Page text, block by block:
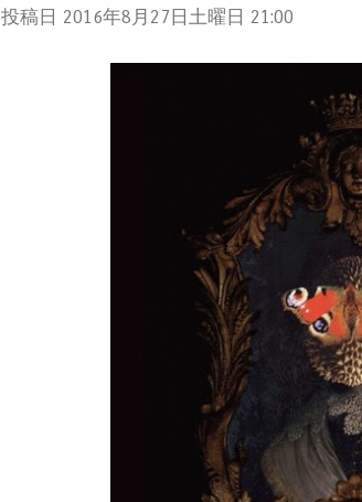
投稿日 2016年8月27日土曜日 21:00